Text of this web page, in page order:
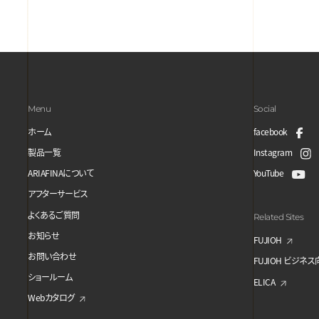
Menu
ホーム
製品一覧
ARIAFINAについて
アフターサービス
よくあるご質問
お知らせ
お問い合わせ
ショールーム
Webカタログ
Social
facebook
Instagram
YouTube
Related Sites
FUJIOH
FUJIOH ビジネス
ELICA